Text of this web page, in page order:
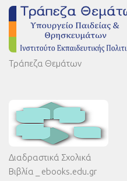
Τράπεζα Θεμάτων
Διαδραστικά Σχολικά
Βιβλία _ ebooks.edu.gr